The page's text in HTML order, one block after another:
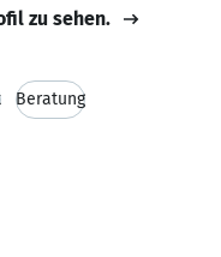
zu sehen.
Beratung